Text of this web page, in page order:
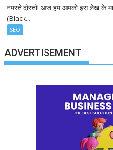
नमस्ते दोस्तों! आज हम आपको इस लेख के
(Black...
SEO
ADVERTISEMENT